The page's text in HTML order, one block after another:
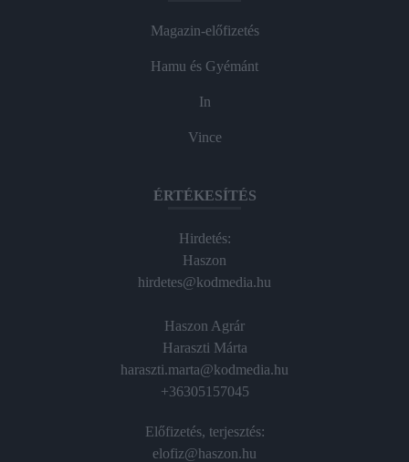
Magazin-előfizetés
Hamu és Gyémánt
In
Vince
ÉRTÉKESÍTÉS
Hirdetés:
Haszon
hirdetes@kodmedia.hu
Haszon Agrár
Haraszti Márta
haraszti.marta@kodmedia.hu
+36305157045
Előfizetés, terjesztés:
elofiz@haszon.hu